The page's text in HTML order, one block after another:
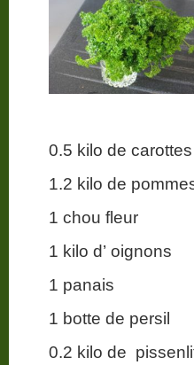
0.5 kilo de carottes
1.2 kilo de
1 chou fleur
1 kilo d’ oignons
1 panais
1 botte de persil
0.2 kilo de